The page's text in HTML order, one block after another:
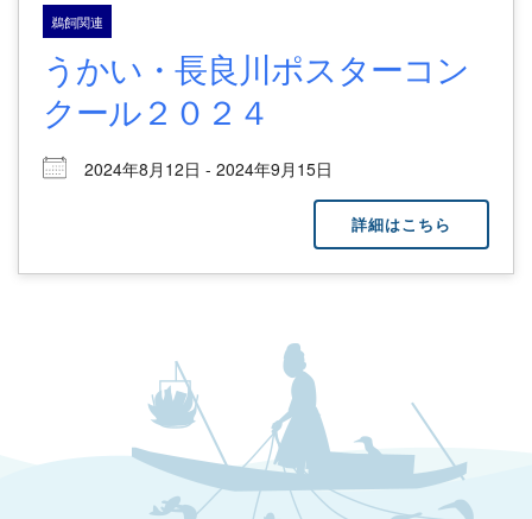
鵜飼関連
うかい・長良川ポスターコン
クール２０２４
2024年8月12日 - 2024年9月15日
詳細はこちら